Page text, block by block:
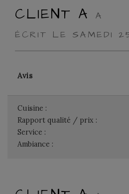
CLIENT A
A
ÉCRIT LE SAMEDI
Avis
Cuisine :
Rapport qualité / prix :
Service :
Ambiance :